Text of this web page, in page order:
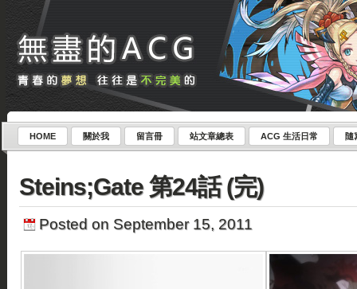
HOME 關於我 留言冊 站文章總表 ACG 生活日常 隨
Steins;Gate 第24話 (完)
Posted on September 15, 2011